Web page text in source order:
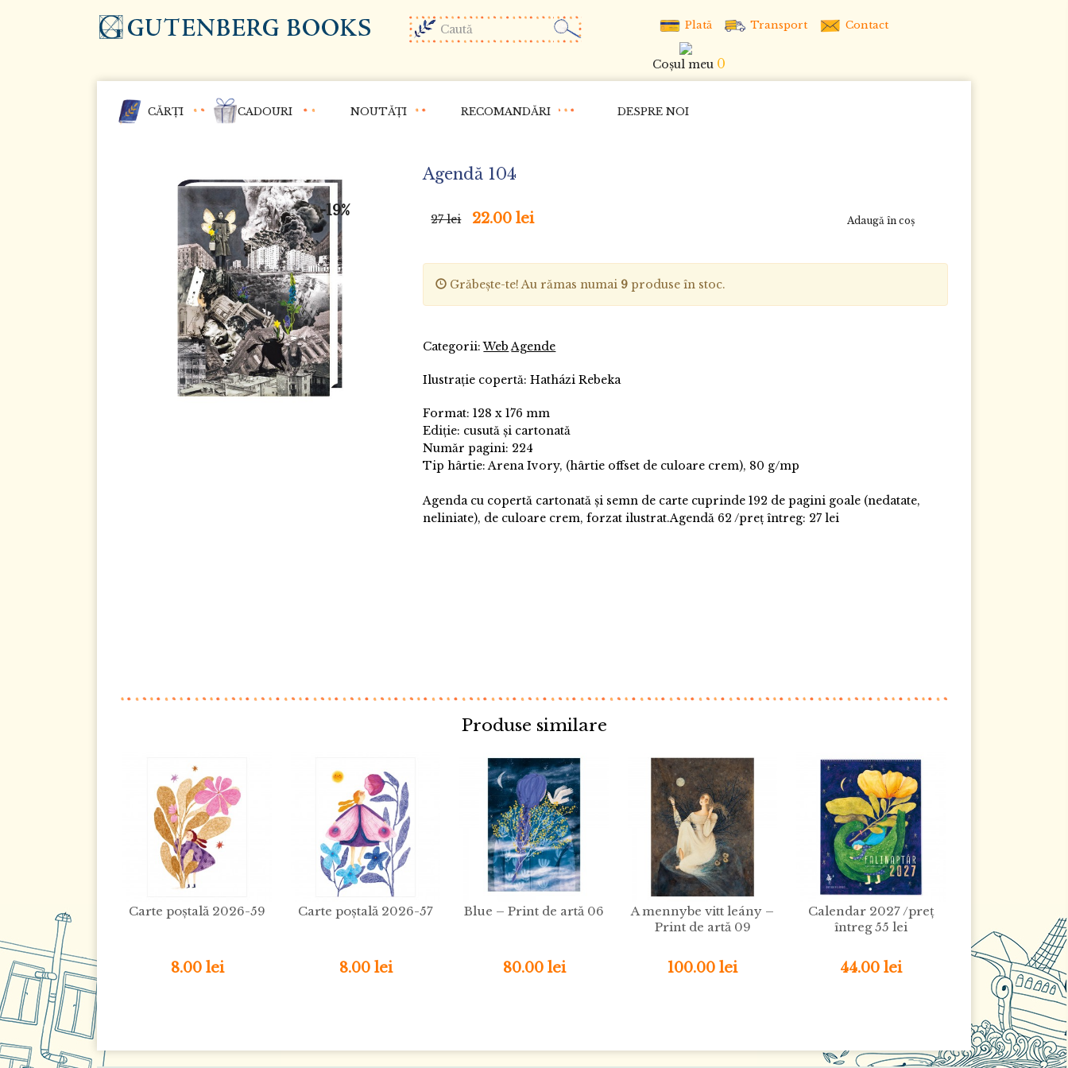
Plată Transport Contact
Coşul meu 0
CĂRȚI CADOURI NOUTĂȚI RECOMANDĂRI DESPRE NOI
-19%
Agendă 104
27 lei 22.00 lei Adaugă în coş
Grăbește-te! Au rămas numai 9 produse în stoc.
Categorii:Web Agende
Ilustrație copertă: Hatházi Rebeka
Format: 128 x 176 mm
Ediție: cusută și cartonată
Număr pagini: 224
Tip hârtie: Arena Ivory, (hârtie offset de culoare crem), 80 g/mp
Agenda cu copertă cartonată și semn de carte cuprinde 192 de pagini goale (nedatate,
neliniate), de culoare crem, forzat ilustrat.Agendă 62 /preț întreg: 27 lei
Produse similare
Carte poștală 2026-59
8.00 lei
Carte poștală 2026-57
8.00 lei
Blue – Print de artă 06
80.00 lei
A mennybe vitt leány –
Print de artă 09
100.00 lei
Calendar 2027 /preț
întreg 55 lei
44.00 lei